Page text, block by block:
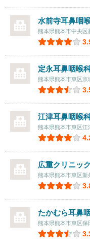
水前寺耳鼻咽
熊本県熊本市中央区
定永耳鼻咽喉
熊本県熊本市東区京
江津耳鼻咽喉
熊本県熊本市東区江
広重クリニック
熊本県熊本市東区新
たかむら耳鼻
熊本県熊本市東区保